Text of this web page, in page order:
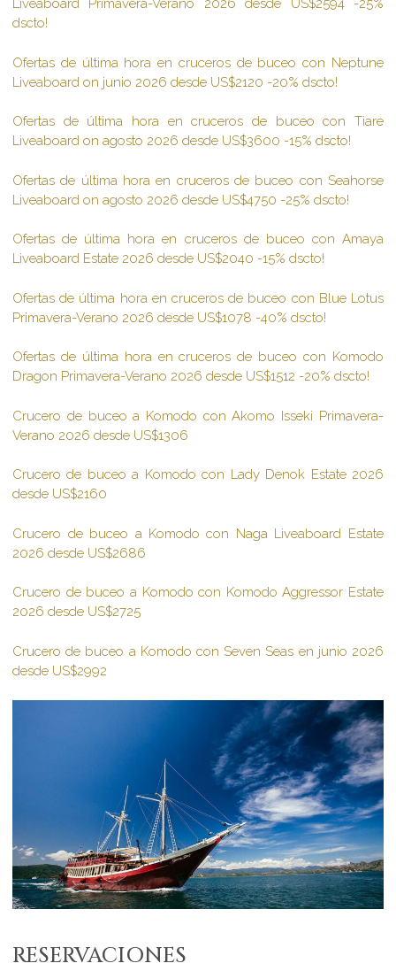
Liveaboard Primavera-Verano 2026 desde US$2594 -25%
dscto!
Ofertas de última hora en cruceros de buceo con Neptune
Liveaboard on junio 2026 desde US$2120 -20% dscto!
Ofertas de última hora en cruceros de buceo con Tiare
Liveaboard on agosto 2026 desde US$3600 -15% dscto!
Ofertas de última hora en cruceros de buceo con Seahorse
Liveaboard on agosto 2026 desde US$4750 -25% dscto!
Ofertas de última hora en cruceros de buceo con Amaya
Liveaboard Estate 2026 desde US$2040 -15% dscto!
Ofertas de última hora en cruceros de buceo con Blue Lotus
Primavera-Verano 2026 desde US$1078 -40% dscto!
Ofertas de última hora en cruceros de buceo con Komodo
Dragon Primavera-Verano 2026 desde US$1512 -20% dscto!
Crucero de buceo a Komodo con Akomo Isseki Primavera-
Verano 2026 desde US$1306
Crucero de buceo a Komodo con Lady Denok Estate 2026
desde US$2160
Crucero de buceo a Komodo con Naga Liveaboard Estate
2026 desde US$2686
Crucero de buceo a Komodo con Komodo Aggressor Estate
2026 desde US$2725
Crucero de buceo a Komodo con Seven Seas en junio 2026
desde US$2992
RESERVACIONES